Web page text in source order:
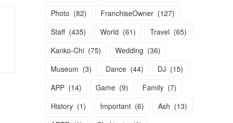
Photo (82) FranchiseOwner (127)
Staff (435) World (61) Travel (65)
Kanko-Chi (75) Wedding (36)
Museum (3) Dance (44) DJ (15)
APP (14) Game (9) Family (7)
History (1) Important (6) Ash (13)